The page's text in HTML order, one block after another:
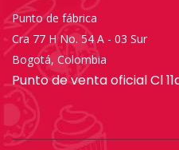
Punto de fábrica
Cra 77 H No. 54 A - 03 Sur
Bogotá, Colombia
Punto de venta oficial Cl